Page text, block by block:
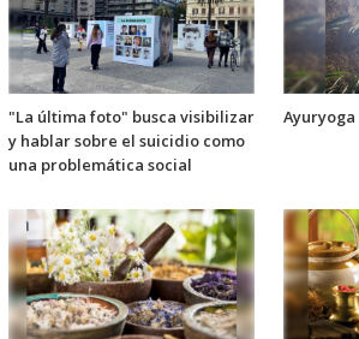
"La última foto" busca visibilizar
y hablar sobre el suicidio como
una problemática social
Ayuryoga